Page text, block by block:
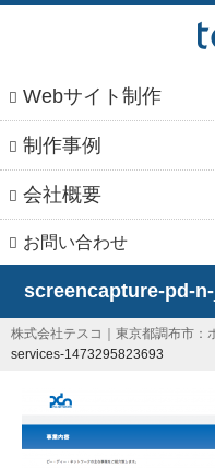
Webサイト制作
制作事例
会社概要
お問い合わせ
screencapture-pd-
株式会社テスコ｜東京都調布市：
services-1473295823693